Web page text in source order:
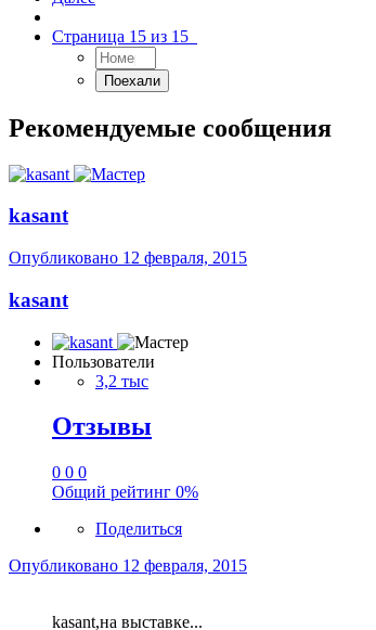
Страница 15 из 15
Рекомендуемые сообщения
kasant
Опубликовано 12 февраля, 2015
kasant
Пользователи
3,2 тыс
Отзывы
0 0 0
Общий рейтинг 0%
Поделиться
Опубликовано 12 февраля, 2015
kasant,на выставке...